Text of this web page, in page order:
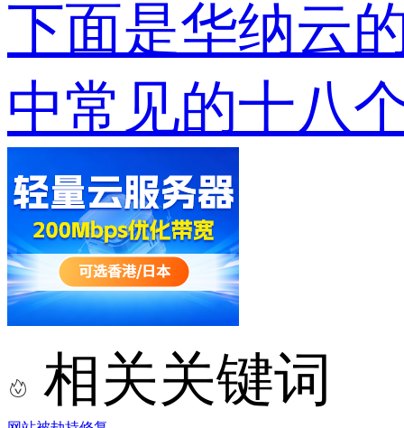
下面是华纳云
中常见的十八
相关关键词